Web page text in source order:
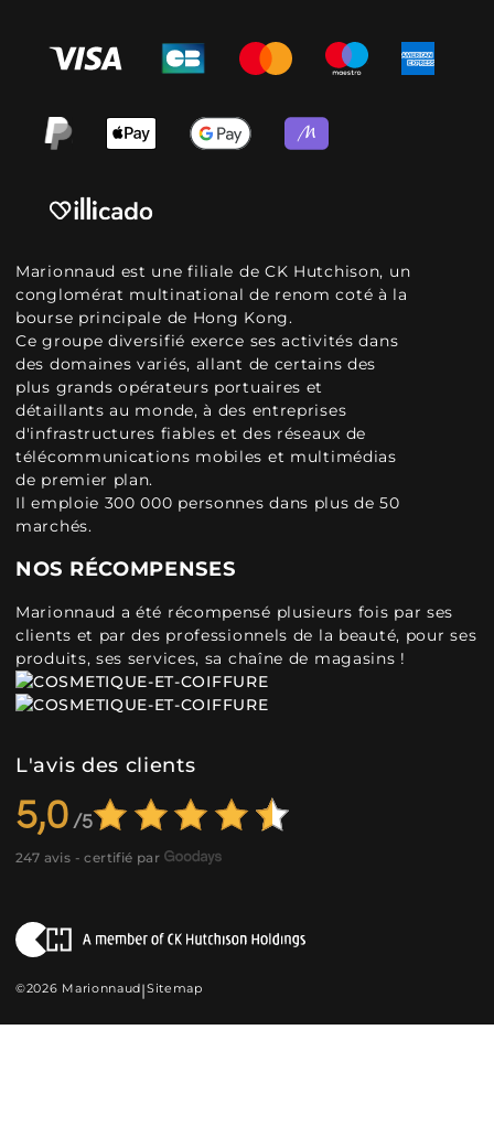
Marionnaud est une filiale de CK Hutchison, un
conglomérat multinational de renom coté à la
bourse principale de Hong Kong.
Ce groupe diversifié exerce ses activités dans
des domaines variés, allant de certains des
plus grands opérateurs portuaires et
détaillants au monde, à des entreprises
d'infrastructures fiables et des réseaux de
télécommunications mobiles et multimédias
de premier plan.
Il emploie 300 000 personnes dans plus de 50
marchés.
NOS RÉCOMPENSES
Marionnaud a été récompensé plusieurs fois par ses
clients et par des professionnels de la beauté, pour ses
produits, ses services, sa chaîne de magasins !
L'avis des clients
5,0
247 avis - certifié par
©2026 Marionnaud|Sitemap